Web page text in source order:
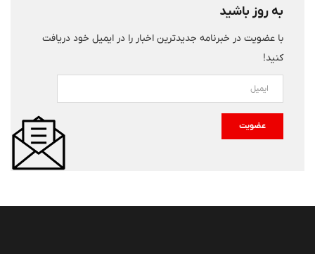
به روز باشید
با عضویت در خبرنامه جدیدترین اخبار را در ایمیل خود دریافت
کنید!
عضویت